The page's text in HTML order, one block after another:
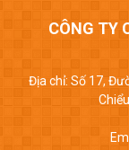
CÔNG TY
Địa chỉ: Số 17,